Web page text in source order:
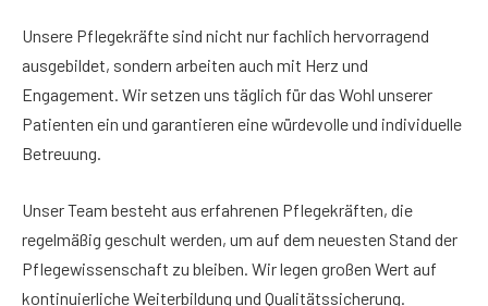
Unsere Pflegekräfte sind nicht nur fachlich hervorragend
ausgebildet, sondern arbeiten auch mit Herz und
Engagement. Wir setzen uns täglich für das Wohl unserer
Patienten ein und garantieren eine würdevolle und individuelle
Betreuung.
Unser Team besteht aus erfahrenen Pflegekräften, die
regelmäßig geschult werden, um auf dem neuesten Stand der
Pflegewissenschaft zu bleiben. Wir legen großen Wert auf
kontinuierliche Weiterbildung und Qualitätssicherung.